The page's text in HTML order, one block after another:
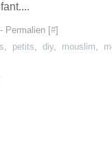
- Permalien [#]
, petits, diy, mouslim,